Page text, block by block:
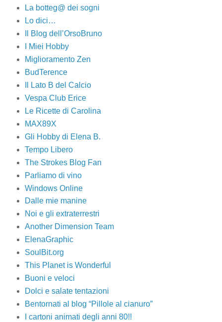
La botteg@ dei sogni
Lo dici…
Il Blog dell’OrsoBruno
I Miei Hobby
Miglioramento Zen
BudTerence
Il Lato B del Calcio
Vespa Club Erice
Le Ricette di Carolina
MAX89X
Gli Hobby di Elena B.
Tempo Libero
The Strokes Blog Fan
Parliamo di vino
Windows Online
Dalle mie manine
Noi e gli extraterrestri
Another Dimension Team
ElenaGraphic
SoulBit.org
This Planet is Wonderful
Buoni e veloci
Dolci e salate tentazioni
Bentornati al blog “Pillole al cianuro”
I cartoni animati degli anni 80!!